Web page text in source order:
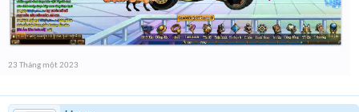
23 Tháng một 2023